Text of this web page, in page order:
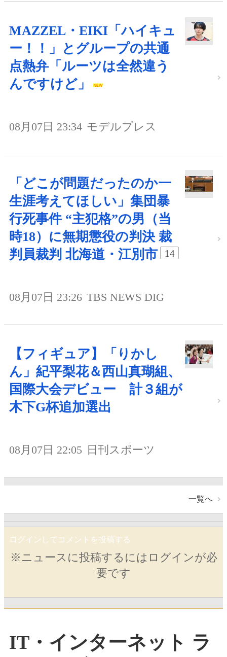
MAZZEL・EIKI「ハイキュ
ー！！」とグループの共通
点熱弁「ルーツは全然違う
んですけど」
08月07日 23:34 モデルプレス
「どこが問題だったのか一
生涯考えてほしい」集団暴
行死事件 “主犯格”の男（当
時18）に無期懲役の判決 裁
判員裁判 北海道・江別市
14
08月07日 23:26 TBS NEWS DIG
【フィギュア】「りかし
ん」紀平梨花＆西山真瑚組、
国際大会デビュー 計３組が
木下G杯追加選出
08月07日 22:05 日刊スポーツ
一覧へ
ログインしてコメントを投稿する
※ニュースに投稿するにはログインが必
要です
IT・インターネット ラ